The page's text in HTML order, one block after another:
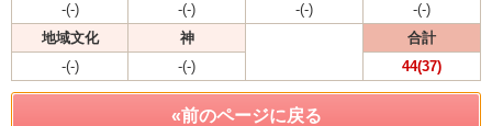
-(-)
-(-) -(-)
-(-)
地域文化
神
合計
-(-)
-(-) 44(37)
«前のページに戻る